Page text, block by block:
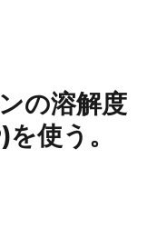
の溶解度
使う。